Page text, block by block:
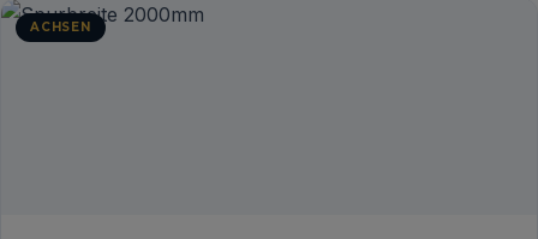
ACHSEN